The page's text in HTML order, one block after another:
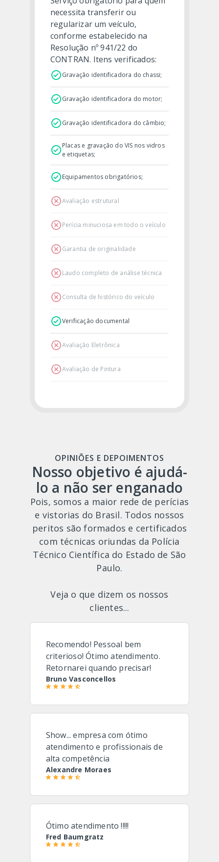
necessita transferir ou
regularizar um veículo,
conforme estabelecido na
Resolução nº 941/22 do
CONTRAN. Itens verificados:
Gravação identificadora do chassi;
Gravação identificadora do motor;
Gravação identificadora do câmbio;
Placas e gravação do VIS nos vidros
e etiquetas;
Equipamentos obrigatórios;
Avaliação estrutural
Perícia minuciosa em todo o veículo
Garantia de originalidade
Laudo completo de análise técnica
Consulta de histórico do veículo
Verificação documental
Avaliação Eletrônica
Avaliação de Pintura
OPINIÕES E DEPOIMENTOS
Nosso objetivo é ajudá-
lo a não ser enganado
Pois, somos a maior rede de perícias
e vistorias do Brasil. Todos nossos
peritos são formados e certificados
com técnicas oriundas da Polícia
Técnico Científica do Estado de São
Paulo.
Veja o que dizem os nossos
clientes...
Recomendo! Pessoal bem
criterioso! Ótimo atendimento.
Retornarei quando precisar!
Bruno Vasconcellos
Show... empresa com ótimo
atendimento e profissionais de
alta competência
Alexandre Moraes
Ótimo atendimento !!!!!
Fred Baumgratz